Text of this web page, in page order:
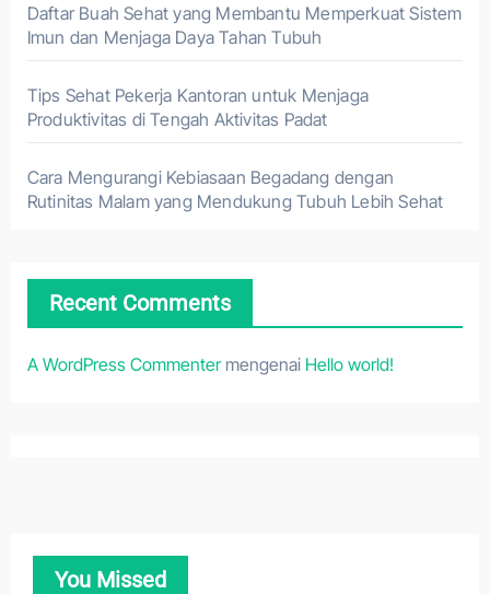
Daftar Buah Sehat yang Membantu Memperkuat Sistem
Imun dan Menjaga Daya Tahan Tubuh
Tips Sehat Pekerja Kantoran untuk Menjaga
Produktivitas di Tengah Aktivitas Padat
Cara Mengurangi Kebiasaan Begadang dengan
Rutinitas Malam yang Mendukung Tubuh Lebih Sehat
Recent Comments
A WordPress Commentermengenai Hello world!
You Missed